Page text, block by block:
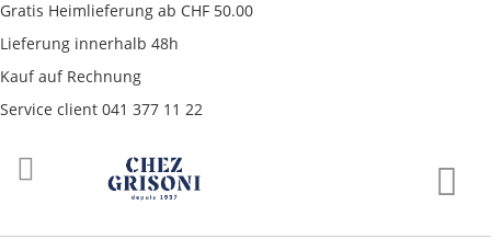
Gratis Heimlieferung ab CHF 50.00
Lieferung innerhalb 48h
Kauf auf Rechnung
Service client 041 377 11 22